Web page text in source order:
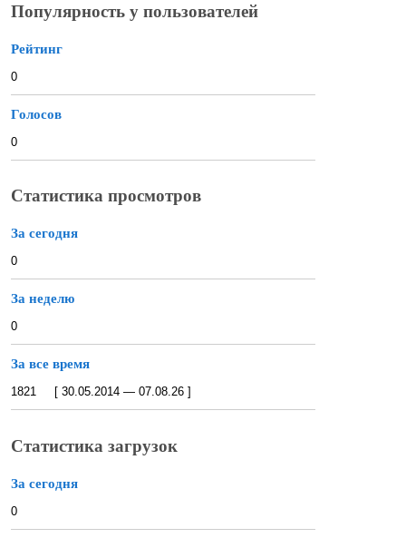
Популярность у пользователей
Рейтинг
0
Голосов
0
Статистика просмотров
За сегодня
0
За неделю
0
За все время
1821 [ 30.05.2014 — 07.08.26 ]
Статистика загрузок
За сегодня
0